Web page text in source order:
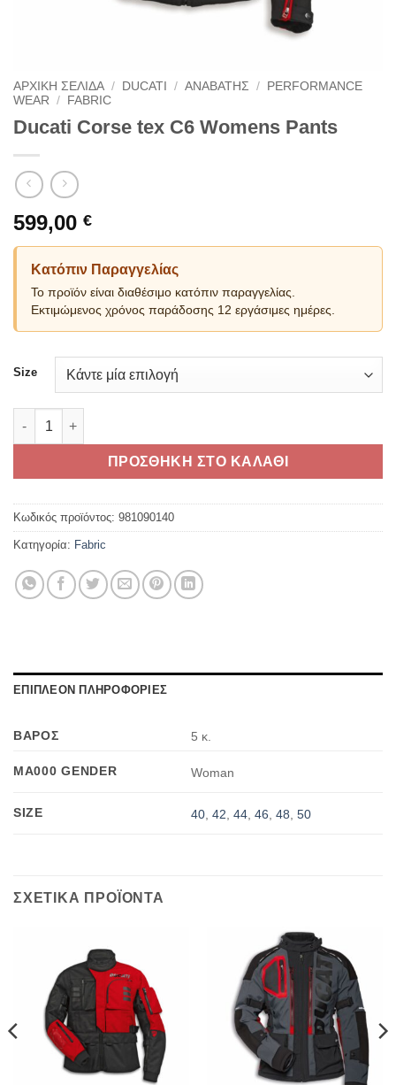
ΑΡΧΙΚΗ ΣΕΛΙΔΑ / DUCATI / ΑΝΑΒΑΤΗΣ /
PERFORMANCE
WEAR / FABRIC
Ducati Corse tex C6 Womens Pants
599,00 €
Κατόπιν Παραγγελίας
Το προϊόν είναι διαθέσιμο κατόπιν παραγγελίας.
Εκτιμώμενος χρόνος παράδοσης 12 εργάσιμες ημέρες.
Size
Ducati Corse tex C6 Womens Pants ποσότητα
ΠΡΟΣΘΗΚΗ ΣΤΟ ΚΑΛΑΘΙ
Κωδικός προϊόντος: 981090140
Κατηγορία: Fabric
ΕΠΙΠΛΕΟΝ ΠΛΗΡΟΦΟΡΙΕΣ
ΒΑΡΟΣ 5 κ.
MA000 GENDER Woman
SIZE 40 ,42 ,44 ,46 ,48 ,50
ΣΧΕΤΙΚΑ ΠΡΟΪΟΝΤΑ